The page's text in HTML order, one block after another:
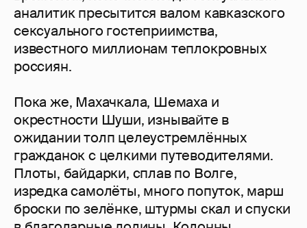
аналитик пресытится валом кавказского
сексуального гостеприимства,
известного миллионам теплокровных
россиян.
Пока же, Махачкала, Шемаха и
окрестности Шуши, изнывайте в
ожидании толп целеустремлённых
гражданок с целкими путеводителями.
Плоты, байдарки, сплав по Волге,
изредка самолёты, много попуток, марш
броски по зелёнке, штурмы скал и спуски